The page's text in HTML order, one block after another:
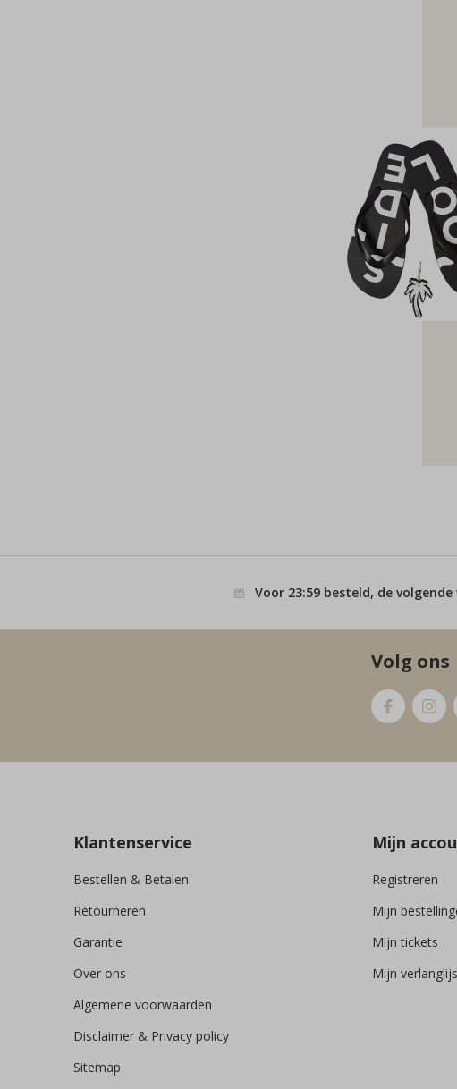
Voor 23:59 besteld, de
Volg ons
Klantenservice
Bestellen & Betalen
Retourneren
Garantie
Over ons
Algemene voorwaarden
Disclaimer & Privacy policy
Sitemap
Mijn
Registreren
Mijn
Mijn tickets
Mijn